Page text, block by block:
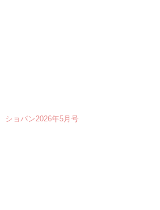
ショパン2026年5月号